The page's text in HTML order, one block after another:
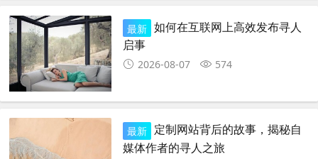
最新 如何在互联网上高效发布寻人
启事
2026-08-07 574
最新 定制网站背后的故事，揭秘自
媒体作者的寻人之旅